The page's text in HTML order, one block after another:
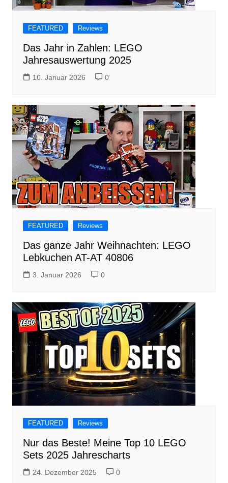
FEATURED Reviews
Das Jahr in Zahlen: LEGO
Jahresauswertung 2025
10. Januar 2026 0
FEATURED Reviews
Das ganze Jahr Weihnachten: LEGO
Lebkuchen AT-AT 40806
3. Januar 2026 0
FEATURED Reviews
Nur das Beste! Meine Top 10 LEGO
Sets 2025 Jahrescharts
24. Dezember 2025 0